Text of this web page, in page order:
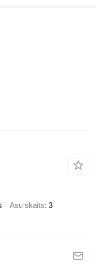
Asu skaits 3